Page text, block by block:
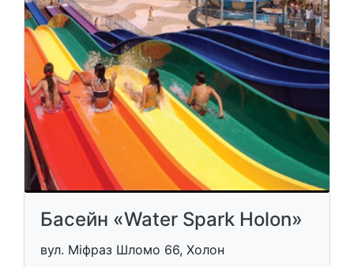
Басейн «Water Spark Holon»
вул. Міфраз Шломо 66, Холон